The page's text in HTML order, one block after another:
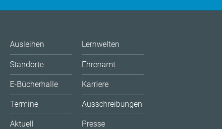
Ausleihen
Standorte
E-Bücherhalle
Termine
Aktuell
Lernwelten
Ehrenamt
Karriere
Ausschreibungen
Presse